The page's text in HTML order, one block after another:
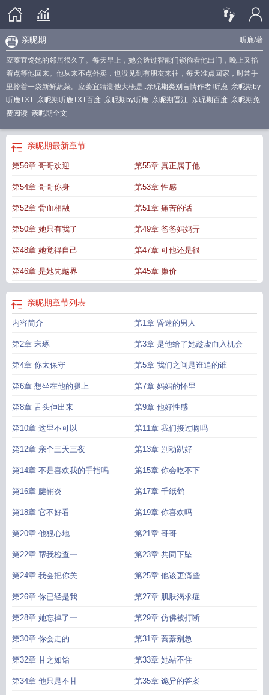
听鹿/著
亲昵期
应蓁宜馋她的邻居很久了。每天早上，她会透过智能门锁偷看他出门，晚上又掐
着点等他回来。他从来不点外卖，也没见到有朋友来往，每天准点回家，时常手
里拎着一袋新鲜蔬菜。应蓁宜猜测他大概是..亲昵期类别言情作者 听鹿 亲昵期by
听鹿TXT 亲昵期听鹿TXT百度 亲昵期by听鹿 亲昵期晋江 亲昵期百度 亲昵期免
费阅读 亲昵期全文
亲昵期最新章节
第56章 哥哥欢迎 第55章 真正属于他
第54章 哥哥你身 第53章 性感
第52章 骨血相融 第51章 痛苦的话
第50章 她只有我了 第49章 爸爸妈妈弄
第48章 她觉得自己 第47章 可他还是很
第46章 是她先越界 第45章 廉价
亲昵期章节列表
内容简介 第1章 昏迷的男人
第2章 宋琢 第3章 是他给了她趁虚而入机会
第4章 你太保守 第5章 我们之间是谁追的谁
第6章 想坐在他的腿上 第7章 妈妈的怀里
第8章 舌头伸出来 第9章 他好性感
第10章 这里不可以 第11章 我们接过吻吗
第12章 亲个三天三夜 第13章 别动趴好
第14章 不是喜欢我的手指吗 第15章 你会吃不下
第16章 腱鞘炎 第17章 千纸鹤
第18章 它不好看 第19章 你喜欢吗
第20章 他狠心地 第21章 哥哥
第22章 帮我检查一 第23章 共同下坠
第24章 我会把你关 第25章 他该更痛些
第26章 你已经是我 第27章 肌肤渴求症
第28章 她忘掉了一 第29章 仿佛被打断
第30章 你会走的 第31章 蓁蓁别急
第32章 甘之如饴 第33章 她站不住
第34章 他只是不甘 第35章 诡异的答案